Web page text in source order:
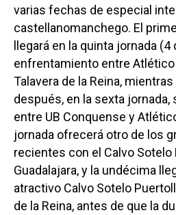
varias fechas de especial
castellanomanchego. El
llegará en la quinta jornada
enfrentamiento entre Atlético
Talavera de la Reina,
después, en la sexta jornada,
entre UB Conquense y
jornada ofrecerá otro de los
recientes con el Calvo Sotelo
Guadalajara, y la undécima
atractivo Calvo Sotelo
de la Reina, antes de que la